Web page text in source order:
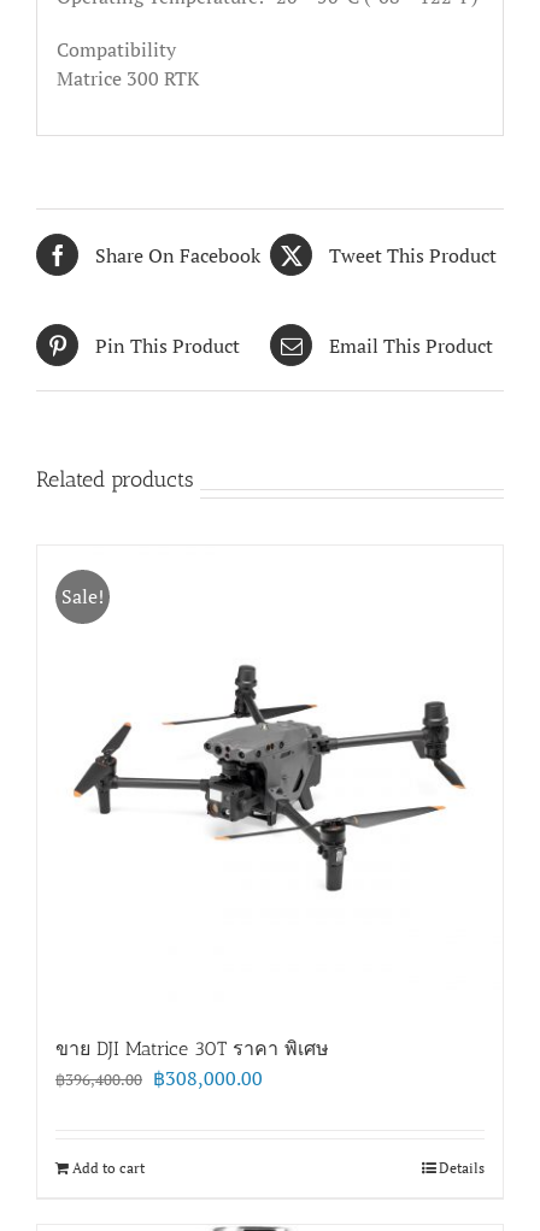
Compatibility
Matrice 300 RTK
Share On Facebook Tweet This Product
Pin This Product Email This Product
Related products
Sale!
ขาย DJI Matrice 30T ราคา พิเศษ
฿396,400.00 Original
฿308,000.00
Add to cart Details